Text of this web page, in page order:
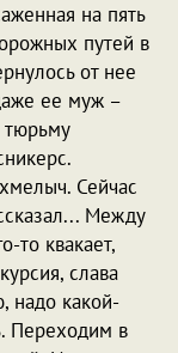
на пять
путей в
от нее
ее муж –
Сейчас
Между
то квакает,
слава
надо какой-
Переходим в